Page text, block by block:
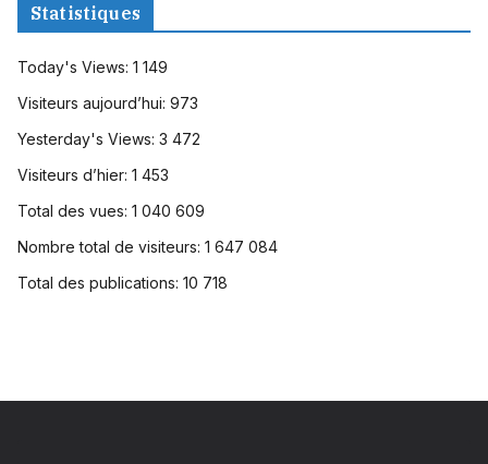
Statistiques
Today's Views: 1 149
Visiteurs aujourd’hui: 973
Yesterday's Views: 3 472
Visiteurs d’hier: 1 453
Total des vues: 1 040 609
Nombre total de visiteurs: 1 647 084
Total des publications: 10 718